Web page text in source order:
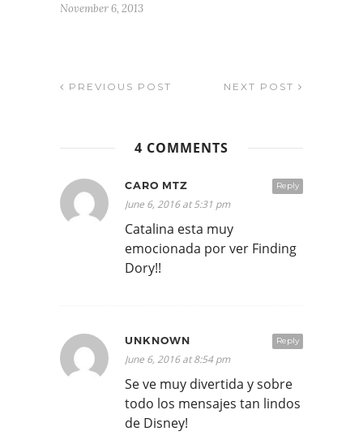
November 6, 2013
PREVIOUS POST NEXT POST
4 COMMENTS
Reply
CARO MTZ
June 6, 2016 at 5:31 pm
Catalina esta muy
emocionada por ver Finding
Dory!!
Reply
UNKNOWN
June 6, 2016 at 8:54 pm
Se ve muy divertida y sobre
todo los mensajes tan lindos
de Disney!